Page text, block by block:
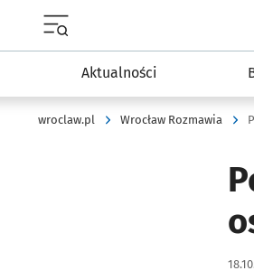
Aktualności
wroclaw.pl Wrocław Rozmawia